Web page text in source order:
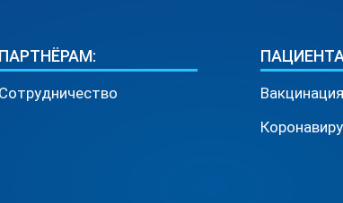
ПАРТНЁРАМ:
Сотрудничество
Вакцинация